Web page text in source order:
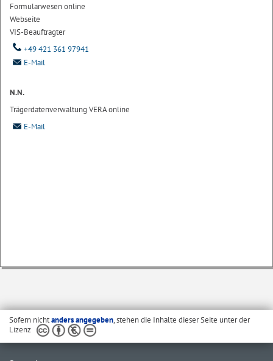
Formularwesen online
Webseite
VIS-Beauftragter
+49 421 361 97941
E-Mail
N.N.
Trägerdatenverwaltung VERA online
E-Mail
Sofern nichtanders angegeben, stehen die Inhalte dieser Seite unter der
Lizenz